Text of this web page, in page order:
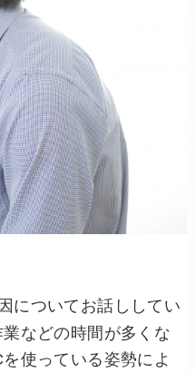
などの時間が多くな
使っている姿勢によ